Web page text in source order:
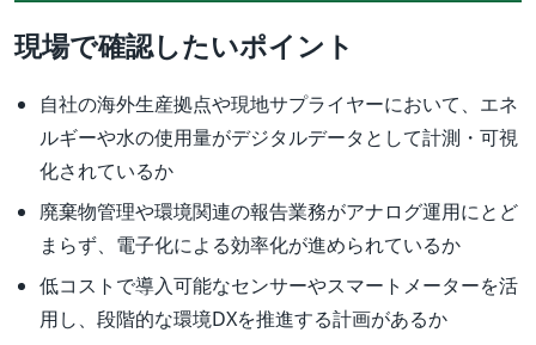
現場で確認したいポイント
自社の海外生産拠点や現地サプライヤーにおいて、エネ
ルギーや水の使用量がデジタルデータとして計測・可視
化されているか
廃棄物管理や環境関連の報告業務がアナログ運用にとど
まらず、電子化による効率化が進められているか
低コストで導入可能なセンサーやスマートメーターを活
用し、段階的な環境DXを推進する計画があるか